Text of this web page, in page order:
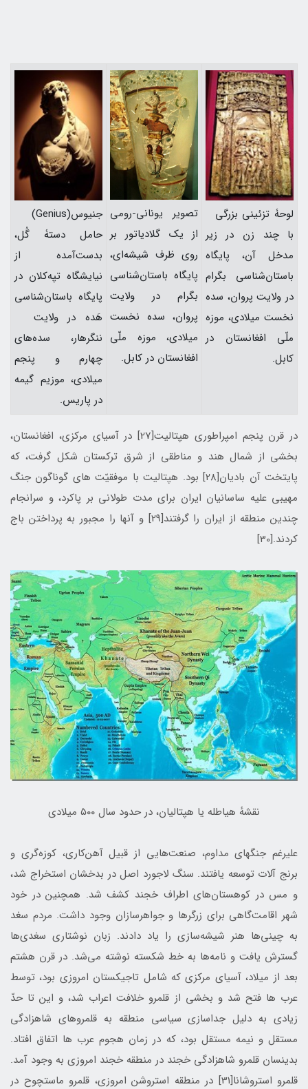
لوحۀ تزئینی بزرگی
با چند زن در زیر
مدخل آن، پایگاه
باستان‌شناسی بگرام
در ولایت پروان، سده
نخست میلادی، موزه
ملّی افغانستان در
کابل.
تصویر یونانی-رومی
از یک گلادیاتور بر
روی ظرف شیشه‌ای،
پایگاه باستان‌شناسی
بگرام در ولایت
پروان، سده نخست
میلادی، موزه ملّی
افغانستان در کابل.
جنیوس(Genius)
حامل دستۀ گُل،
بدست‌آمده از
نیایشگاه تپه‌کلان در
پایگاه باستان‌شناسی
هَده در ولایت
ننگرهار، سده‌های
چهارم و پنجم
میلادی، موزیم گیمه
در پاریس.
در قرن پنجم امپراطوری هپتالیت[27] در آسیای مرکزی، افغانستان،
بخشی از شمال هند و مناطقی از شرق ترکستان شکل گرفت، که
پایتخت آن بادیان[28] بود. هپتالیت با موفقیّت های گوناگون جنگ
مهیبی علیه ساسانیان ایران برای مدت طولانی بر پاکرد، و سرانجام
چندین منطقه از ایران را گرفتند[29] و آنها را مجبور به پرداختن باج
کردند.[30]
نقشهٔ هیاطله یا هپتالیان، در حدود سال ۵۰۰ میلادی
علیرغم جنگهای مداوم، صنعت‌هایی از قبیل آهن‌کاری، کوزه‌گری و
برنج آلات توسعه یافتند. سنگ لاجورد اصل در بدخشان استخراج شد،
و مس در کوهستان‌های اطراف خجند کشف شد. همچنین در خود
شهر اقامت‌گاهی برای زرگرها و جواهرسازان وجود داشت. مردم سغد
به چینی‌ها هنر شیشه‌سازی را یاد دادند. زبان نوشتاری سغدی‌ها
گسترش یافت و نامه‌ها به خط شکسته نوشته می‌شد. در قرن هشتم
بعد از میلاد، آسیای مرکزی که شامل تاجیکستان امروزی بود، توسط
عرب ها فتح شد و بخشی از قلمرو خلافت اعراب شد، و این تا حدّ
زیادی به دلیل جداسازی سیاسی منطقه به قلمروهای شاهزادگی
مستقل و نیمه مستقل بود، که در زمان هجوم عرب ها اتفاق افتاد.
بدینسان قلمرو شاهزادگی خجند در منطقه خجند امروزی به وجود آمد.
قلمرو استروشانا[31] در منطقه استروشن امروزی، قلمرو ماستچوح در